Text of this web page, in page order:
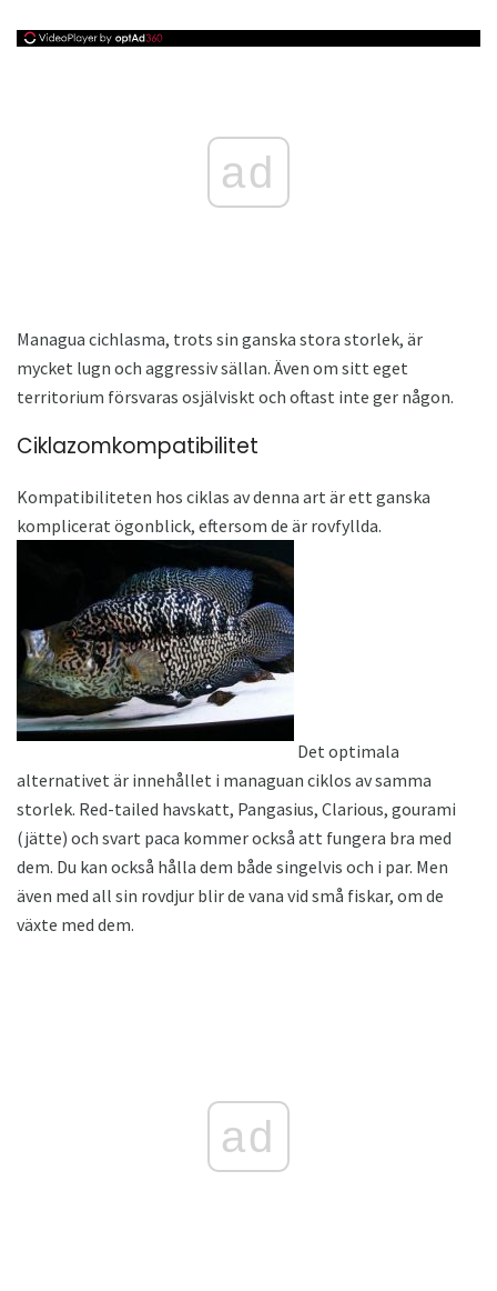
ad
Managua cichlasma, trots sin ganska stora storlek, är
mycket lugn och aggressiv sällan. Även om sitt eget
territorium försvaras osjälviskt och oftast inte ger någon.
Ciklazomkompatibilitet
Kompatibiliteten hos ciklas av denna art är ett ganska
komplicerat ögonblick, eftersom de är rovfyllda.
Det optimala
alternativet är innehållet i managuan ciklos av samma
storlek. Red-tailed havskatt, Pangasius, Clarious, gourami
(jätte) och svart paca kommer också att fungera bra med
dem. Du kan också hålla dem både singelvis och i par. Men
även med all sin rovdjur blir de vana vid små fiskar, om de
växte med dem.
ad